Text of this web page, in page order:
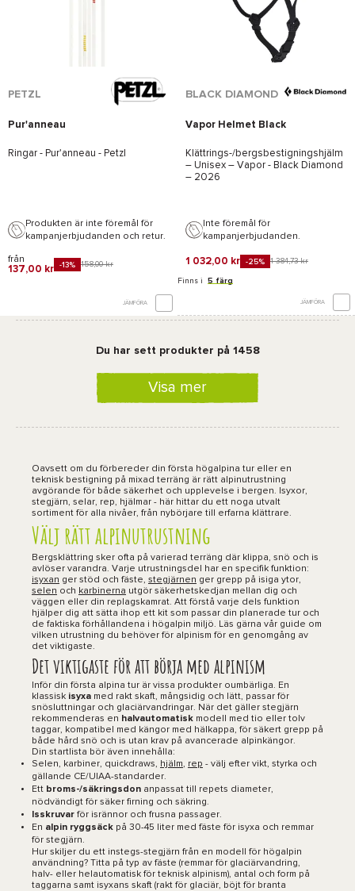
PETZL
Pur'anneau
Ringar - Pur'anneau - Petzl
Produkten är inte föremål för
kampanjerbjudanden och retur.
från
137,00 kr -13% 158,00 kr
JÄMFÖRA
BLACK DIAMOND
Vapor Helmet Black
Klättrings-/bergsbestigningshjälm
– Unisex – Vapor - Black Diamond
– 2026
Inte föremål för
kampanjerbjudanden.
1 032,00 kr -25% 1 384,73 kr
Finns i 5 färg
JÄMFÖRA
Du har sett produkter på 1458
Visa mer
Oavsett om du förbereder din första högalpina tur eller en
teknisk bestigning på mixad terräng är rätt alpinutrustning
avgörande för både säkerhet och upplevelse i bergen. Isyxor,
stegjärn, selar, rep, hjälmar - här hittar du ett noga utvalt
sortiment för alla nivåer, från nybörjare till erfarna klättrare.
Välj rätt alpinutrustning
Bergsklättring sker ofta på varierad terräng där klippa, snö och is
avlöser varandra. Varje utrustningsdel har en specifik funktion:
isyxan ger stöd och fäste, stegjärnen ger grepp på isiga ytor,
selen och karbinerna utgör säkerhetskedjan mellan dig och
väggen eller din replagskamrat. Att förstå varje dels funktion
hjälper dig att sätta ihop ett kit som passar din planerade tur och
de faktiska förhållandena i högalpin miljö. Läs gärna vår guide om
vilken utrustning du behöver för alpinism för en genomgång av
det viktigaste.
Det viktigaste för att börja med alpinism
Inför din första alpina tur är vissa produkter oumbärliga. En
klassisk isyxa med rakt skaft, mångsidig och lätt, passar för
snösluttningar och glaciärvandringar. När det gäller stegjärn
rekommenderas en halvautomatisk modell med tio eller tolv
taggar, kompatibel med kängor med hälkappa, för säkert grepp på
både hård snö och is utan krav på avancerade alpinkängor.
Din startlista bör även innehålla:
Selen, karbiner, quickdraws, hjälm, rep - välj efter vikt, styrka och
gällande CE/UIAA-standarder.
Ett broms-/säkringsdon anpassat till repets diameter,
nödvändigt för säker firning och säkring.
Isskruvar för isrännor och frusna passager.
En alpin ryggsäck på 30-45 liter med fäste för isyxa och remmar
för stegjärn.
Hur skiljer du ett instegs-stegjärn från en modell för högalpin
användning? Titta på typ av fäste (remmar för glaciärvandring,
halv- eller helautomatisk för teknisk alpinism), antal och form på
taggarna samt isyxans skaft (rakt för glaciär, böjt för branta